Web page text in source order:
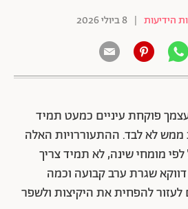
הידיעות | 8 ביולי 2026
פוקחת עיניים כמעט תמיד
את ממש לא לבד. ההתעוררויות האלה
מומחי שינה, לא תמיד צריך
שגרת ערב קבועה וכמה
לעזור להפחית את היקיצות ולשפר